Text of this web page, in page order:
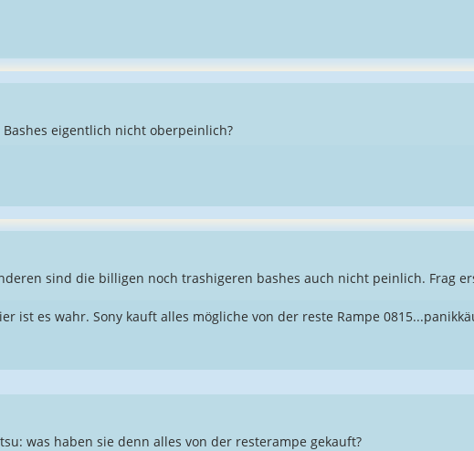
eigentlich nicht oberpeinlich?
sind die billigen noch trashigeren bashes auch nicht peinlich. Frag
ist es wahr. Sony kauft alles mögliche von der reste Rampe
was haben sie denn alles von der resterampe gekauft?